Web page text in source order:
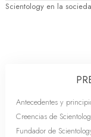
Scientology en la
Antecedentes y
Creencias de
Fundador de